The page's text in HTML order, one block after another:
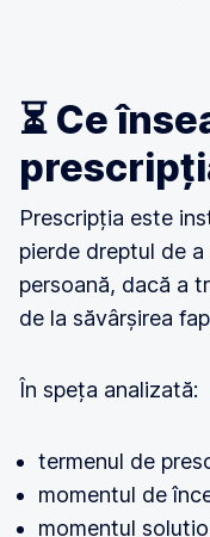
⏳ Ce
Prescripția este
pierde dreptul de
persoană, dacă a
de la săvârșirea
În speța analizată:
termenul de
momentul de
momentul